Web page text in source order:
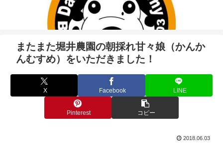
またまた堀井農園の朝採れ甘々娘（かんか
んむすめ）をいただきました！
X Facebook LINE
Pinterest コピー
2018.06.03